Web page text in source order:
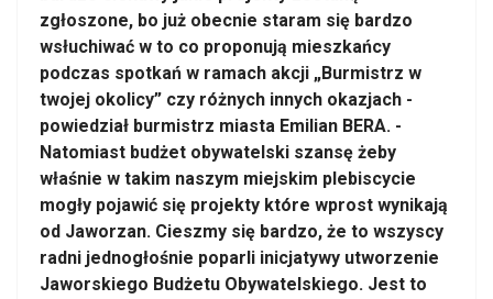
zgłoszone, bo już obecnie staram się bardzo
wsłuchiwać w to co proponują mieszkańcy
podczas spotkań w ramach akcji „Burmistrz w
twojej okolicy” czy różnych innych okazjach -
powiedział burmistrz miasta Emilian BERA. -
Natomiast budżet obywatelski szansę żeby
właśnie w takim naszym miejskim plebiscycie
mogły pojawić się projekty które wprost wynikają
od Jaworzan. Cieszmy się bardzo, że to wszyscy
radni jednogłośnie poparli inicjatywy utworzenie
Jaworskiego Budżetu Obywatelskiego. Jest to